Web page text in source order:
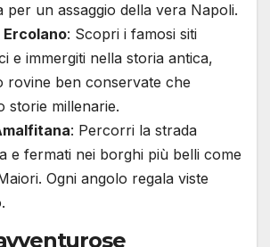
per un assaggio della vera Napoli.
Ercolano: Scopri i famosi siti
e immergiti nella storia antica,
rovine ben conservate che
storie millenarie.
: Percorri la strada
e fermati nei borghi più belli come
Ogni angolo regala viste